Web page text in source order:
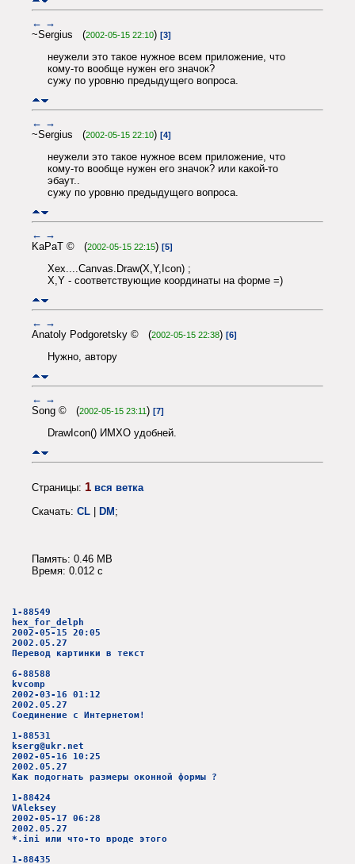
← →
~Sergius (2002-05-15 22:10) [3]
неужели это такое нужное всем приложение, что
кому-то вообще нужен его значок?
сужу по уровню предыдущего вопроса.
← →
~Sergius (2002-05-15 22:10) [4]
неужели это такое нужное всем приложение, что
кому-то вообще нужен его значок? или какой-то
эбаут..
сужу по уровню предыдущего вопроса.
← →
KaPaT © (2002-05-15 22:15) [5]
Хех....Canvas.Draw(X,Y,Icon) ;
X,Y - соответствующие координаты на форме =)
← →
Anatoly Podgoretsky © (2002-05-15 22:38) [6]
Нужно, автору
← →
Song © (2002-05-15 23:11) [7]
DrawIcon() ИМХО удобней.
Страницы: 1 вся ветка
Скачать: CL | DM;
Память: 0.46 MB
Время: 0.012 c
1-88549
hex_for_delph
2002-05-15 20:05
2002.05.27
Перевод картинки в текст
6-88588
kvcomp
2002-03-16 01:12
2002.05.27
Соединение с Интернетом!
1-88531
kserg@ukr.net
2002-05-16 10:25
2002.05.27
Как подогнать размеры оконной формы ?
1-88424
VAleksey
2002-05-17 06:28
2002.05.27
*.ini или что-то вроде этого
1-88435